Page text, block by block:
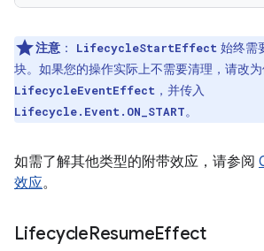
注意 ： LifecycleStartEffect 始终需
块。如果您的操作实际上不需要清理，请改
LifecycleEventEffect ，并传入
Lifecycle.Event.ON_START。
如需了解其他类型的附带效应，请参阅
效应。
LifecycleResumeEffect